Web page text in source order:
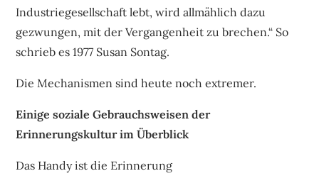
Industriegesellschaft lebt, wird allmählich dazu
gezwungen, mit der Vergangenheit zu brechen.“ So
schrieb es 1977 Susan Sontag.
Die Mechanismen sind heute noch extremer.
Einige soziale Gebrauchsweisen der
Erinnerungskultur im Überblick
Das Handy ist die Erinnerung